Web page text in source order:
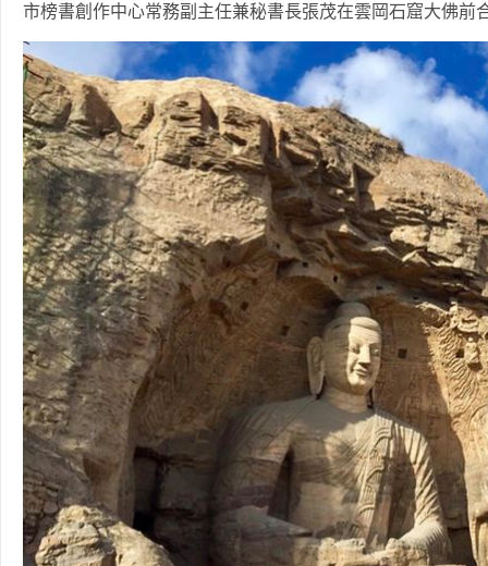
市榜書創作中心常務副主任兼秘書長張茂在雲岡石窟大佛前